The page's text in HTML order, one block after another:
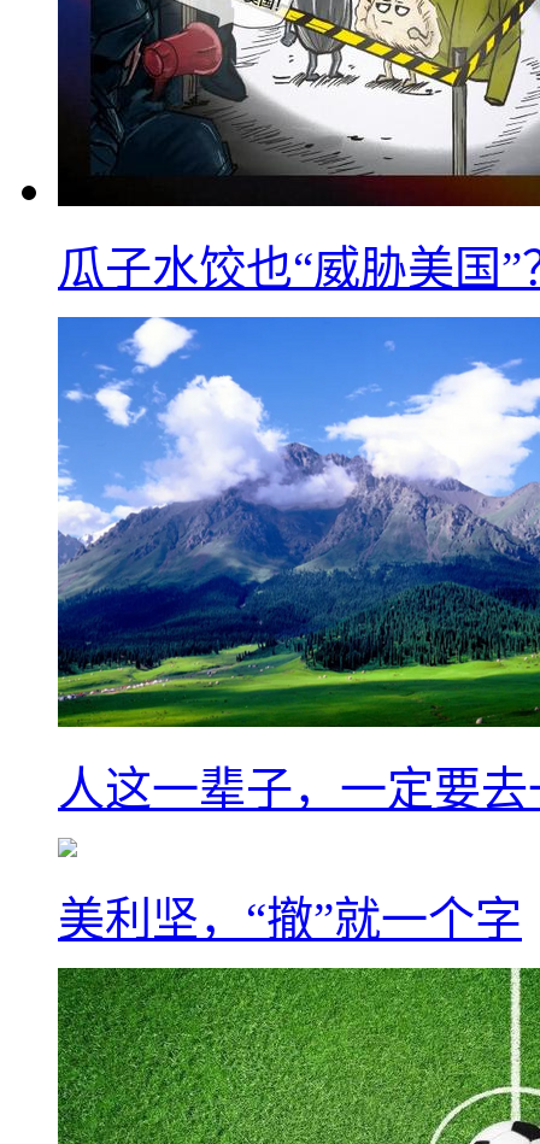
瓜子水饺也“威胁美国”
人这一辈子，一定要
美利坚，“撤”就一个字